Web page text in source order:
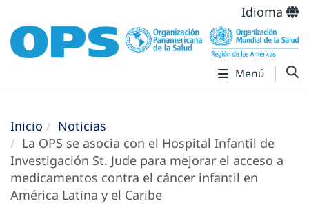
Idioma
Menú
Inicio
Noticias
La OPS se asocia con el Hospital Infantil de
Investigación St. Jude para mejorar el acceso a
medicamentos contra el cáncer infantil en
América Latina y el Caribe